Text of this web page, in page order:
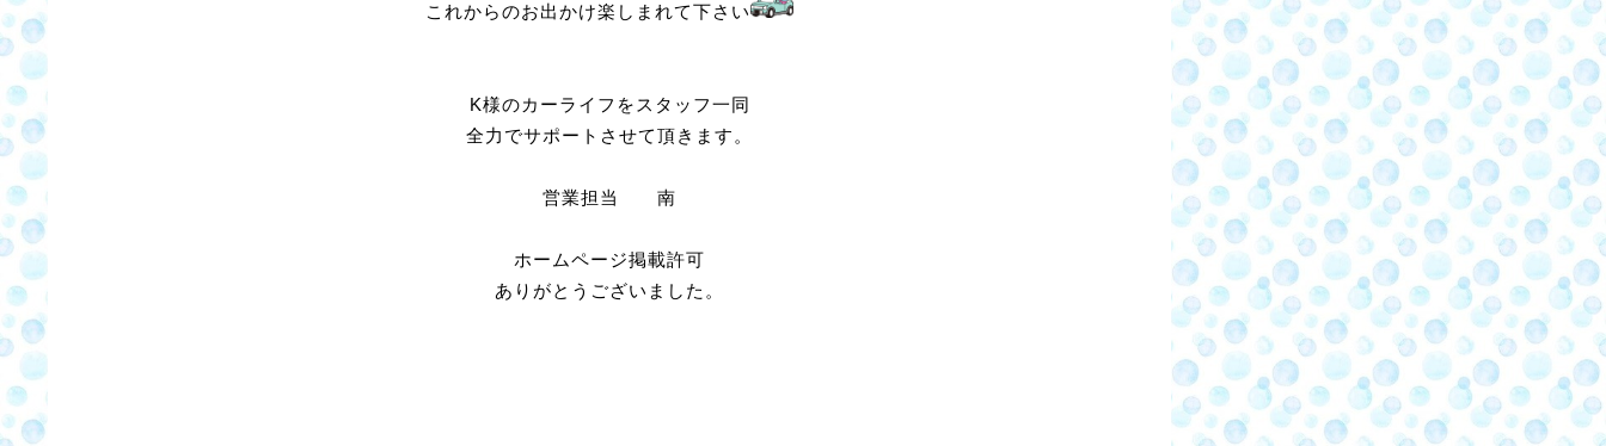
これからのお出かけ楽しまれて下さい
K様のカーライフをスタッフ一同
全力でサポートさせて頂きます。
営業担当 南
ホームページ掲載許可
ありがとうございました。